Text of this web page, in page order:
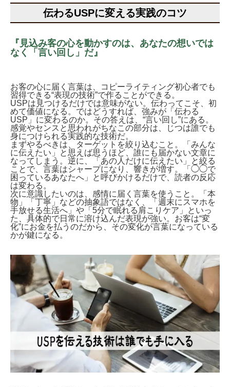
伝わるUSPに変える実践のコツ
『見込み客の心を動かすのは、あなたの想いでは
なく「言い回し」だ』
お客の心に届く言葉は、コピーライティング初心者でも
習得できる“表現の技術”で作ることができる。
USPは見つけるだけでは意味がない。伝わってこそ、初
めて価値になる。ではどうすれば、強みが「伝わる
USP」に変わるのか。その答えは、“言い回し”にある。
感覚やセンスと思われがちなこの部分は、じつは誰でも
身につけられる実践的な技術だ。
まずやるべきは、ターゲットを絞り込むこと。「みんな
に伝えたい」と思えば思うほど、誰にも届かない文章に
なってしまう。逆に、「あの人だけに伝えたい」と絞る
ことで、言葉はシャープになり、響きが増す。「◯◯で
困っているあなたへ」と呼びかけるだけで、読者の反応
は変わる。
次に意識したいのは、感情に届く言葉を使うこと。「本
物」「丁寧」などの抽象語ではなく、「週末にスマホを
手放せる生活へ」や「5分で眠れる肩こりケア」といっ
た、具体的で日常に溶け込んだ表現が強い。お客は“変
化”にお金を払うのだから、その変化が言葉になっている
かが鍵になる。